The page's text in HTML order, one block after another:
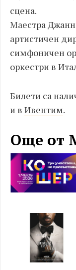
сцена.
Маестра
артистичен
симфоничен
оркестри в
Билети са
и в Ивентим.
Още от